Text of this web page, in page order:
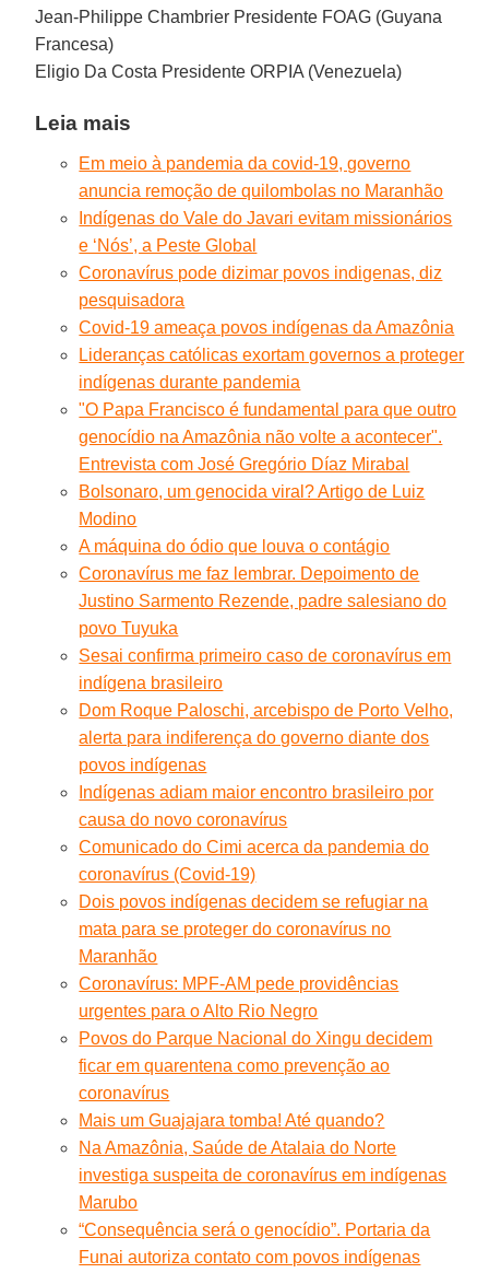
Jean-Philippe Chambrier Presidente FOAG (Guyana
Francesa)
Eligio Da Costa Presidente ORPIA (Venezuela)
Leia mais
Em meio à pandemia da covid-19, governo
anuncia remoção de quilombolas no Maranhão
Indígenas do Vale do Javari evitam missionários
e ‘Nós’, a Peste Global
Coronavírus pode dizimar povos indigenas, diz
pesquisadora
Covid-19 ameaça povos indígenas da Amazônia
Lideranças católicas exortam governos a proteger
indígenas durante pandemia
"O Papa Francisco é fundamental para que outro
genocídio na Amazônia não volte a acontecer".
Entrevista com José Gregório Díaz Mirabal
Bolsonaro, um genocida viral? Artigo de Luiz
Modino
A máquina do ódio que louva o contágio
Coronavírus me faz lembrar. Depoimento de
Justino Sarmento Rezende, padre salesiano do
povo Tuyuka
Sesai confirma primeiro caso de coronavírus em
indígena brasileiro
Dom Roque Paloschi, arcebispo de Porto Velho,
alerta para indiferença do governo diante dos
povos indígenas
Indígenas adiam maior encontro brasileiro por
causa do novo coronavírus
Comunicado do Cimi acerca da pandemia do
coronavírus (Covid-19)
Dois povos indígenas decidem se refugiar na
mata para se proteger do coronavírus no
Maranhão
Coronavírus: MPF-AM pede providências
urgentes para o Alto Rio Negro
Povos do Parque Nacional do Xingu decidem
ficar em quarentena como prevenção ao
coronavírus
Mais um Guajajara tomba! Até quando?
Na Amazônia, Saúde de Atalaia do Norte
investiga suspeita de coronavírus em indígenas
Marubo
“Consequência será o genocídio”. Portaria da
Funai autoriza contato com povos indígenas